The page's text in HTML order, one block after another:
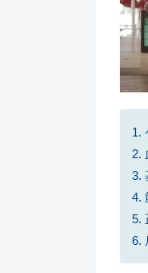
1.
2.
3.
4.
5.
6.